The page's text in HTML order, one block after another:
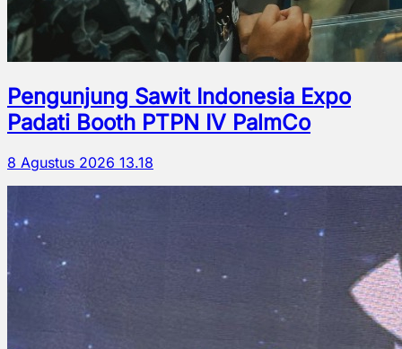
Pengunjung Sawit Indonesia Expo
Padati Booth PTPN IV PalmCo
8 Agustus 2026 13.18